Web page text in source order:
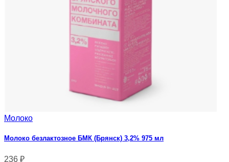
Молоко
Молоко безлактозное БМК (Брянск) 3,2% 975 мл
236 ₽